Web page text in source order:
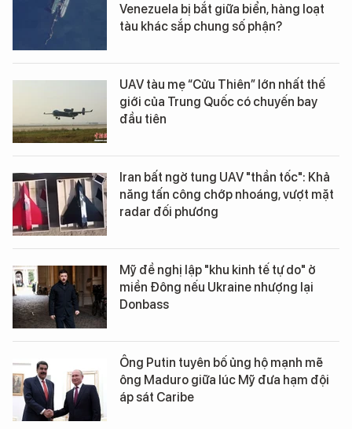
Venezuela bị bắt giữa biển, hàng loạt
tàu khác sắp chung số phận?
UAV tàu mẹ “Cửu Thiên” lớn nhất thế
giới của Trung Quốc có chuyến bay
đầu tiên
Iran bất ngờ tung UAV "thần tốc": Khả
năng tấn công chớp nhoáng, vượt mặt
radar đối phương
Mỹ đề nghị lập "khu kinh tế tự do" ở
miền Đông nếu Ukraine nhượng lại
Donbass
Ông Putin tuyên bố ủng hộ mạnh mẽ
ông Maduro giữa lúc Mỹ đưa hạm đội
áp sát Caribe